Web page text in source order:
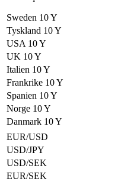
Sweden 10 Y
Tyskland 10 Y
USA 10 Y
UK 10 Y
Italien 10 Y
Frankrike 10 Y
Spanien 10 Y
Norge 10 Y
Danmark 10 Y
EUR/USD
USD/JPY
USD/SEK
EUR/SEK